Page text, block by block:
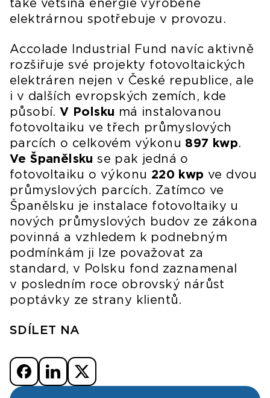
také většina energie vyrobené
elektrárnou spotřebuje v provozu.
Accolade Industrial Fund navíc aktivně
rozšiřuje své projekty fotovoltaických
elektráren nejen v České republice, ale
i v dalších evropských zemích, kde
působí.V Polsku má instalovanou
fotovoltaiku ve třech průmyslových
parcích o celkovém výkonu 897 kwp.
Ve Španělsku se pak jedná o
fotovoltaiku o výkonu 220 kwp ve dvou
průmyslových parcích. Zatímco ve
Španělsku je instalace fotovoltaiky u
nových průmyslových budov ze zákona
povinná a vzhledem k podnebným
podmínkám ji lze považovat za
standard, v Polsku fond zaznamenal
v posledním roce obrovský nárůst
poptávky ze strany klientů.
SDÍLET NA